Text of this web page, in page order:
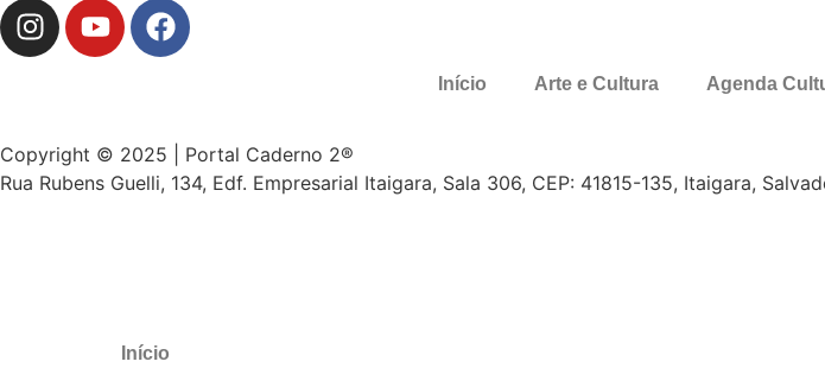
Início Arte e Cultura Agenda
Copyright © 2025 | Portal Caderno 2®
Rua Rubens Guelli, 134, Edf. Empresarial Itaigara, Sala 306, CEP: 41815-135, Itaigara,
Início